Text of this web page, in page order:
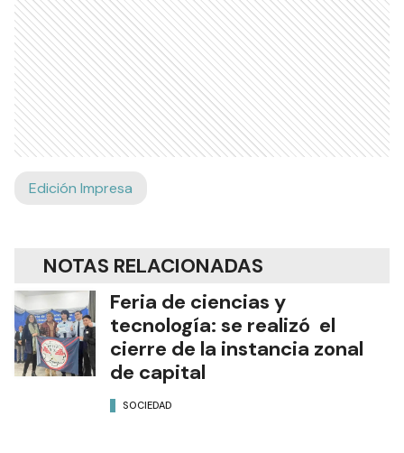
Edición Impresa
NOTAS RELACIONADAS
Feria de ciencias y
tecnología: se realizó el
cierre de la instancia zonal
de capital
SOCIEDAD